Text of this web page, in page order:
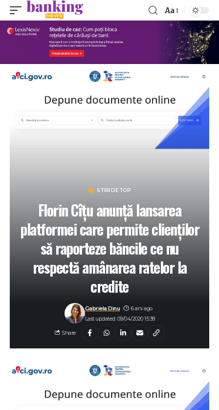
Aa
STIRI DE TOP
Florin Cîțu anunță lansarea
platformei care permite clienților
să raporteze băncile ce nu
respectă amânarea ratelor la
credite
Last updated: 09/04/2020 15:38
Gabriela Dinu 6 ani ago
Share